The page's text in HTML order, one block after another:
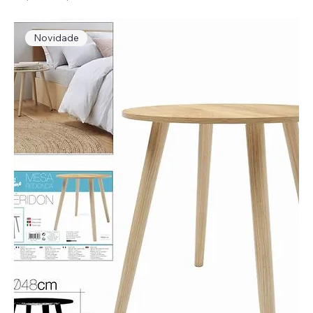
Novidade